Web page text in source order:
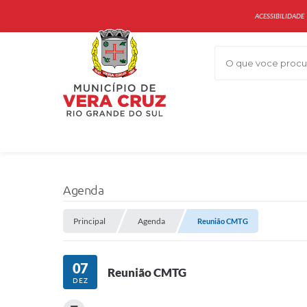
O que voce
ACESSIBILIDADE
Agenda
Principal Agenda Reunião CMTG
07
DEZ
Reunião CMTG